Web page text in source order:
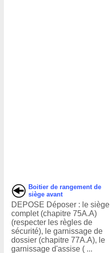
Boitier de rangement de
siège avant
DEPOSE Déposer : le siège
complet (chapitre 75A.A)
(respecter les règles de
sécurité), le garnissage de
dossier (chapitre 77A.A), le
garnissage d'assise ( ...